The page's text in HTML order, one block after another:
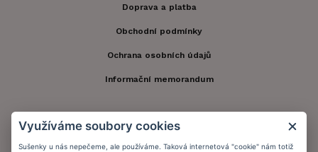
Doprava a platba
Obchodní podmínky
Ochrana osobních údajů
Informační memorandum
Zůstaňte s námi v kontaktu.
Využíváme soubory cookies
Sušenky u nás nepečeme, ale používáme. Taková internetová "cookie" nám totiž